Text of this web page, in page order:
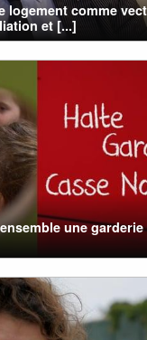
logement comme
et [...]
une